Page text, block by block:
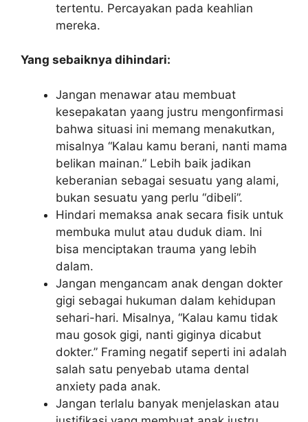
tertentu. Percayakan pada keahlian
mereka.
Yang sebaiknya dihindari:
Jangan menawar atau membuat
kesepakatan yaang justru mengonfirmasi
bahwa situasi ini memang menakutkan,
misalnya “Kalau kamu berani, nanti mama
belikan mainan.” Lebih baik jadikan
keberanian sebagai sesuatu yang alami,
bukan sesuatu yang perlu “dibeli”.
Hindari memaksa anak secara fisik untuk
membuka mulut atau duduk diam. Ini
bisa menciptakan trauma yang lebih
dalam.
Jangan mengancam anak dengan dokter
gigi sebagai hukuman dalam kehidupan
sehari-hari. Misalnya, “Kalau kamu tidak
mau gosok gigi, nanti giginya dicabut
dokter.” Framing negatif seperti ini adalah
salah satu penyebab utama dental
anxiety pada anak.
Jangan terlalu banyak menjelaskan atau